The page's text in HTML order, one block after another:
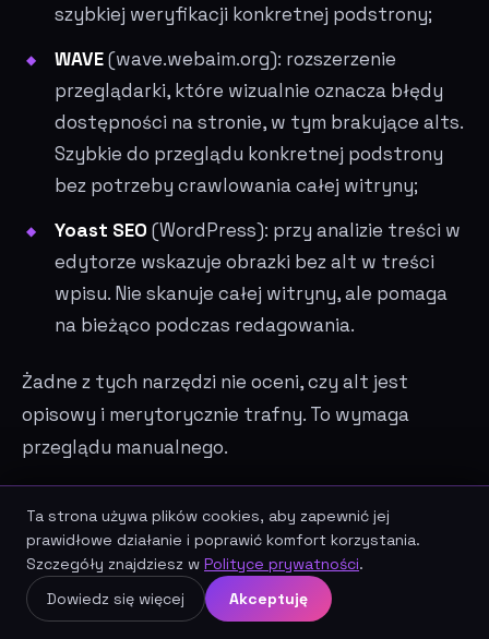
szybkiej weryfikacji konkretnej podstrony;
WAVE(wave.webaim.org): rozszerzenie
przeglądarki, które wizualnie oznacza błędy
dostępności na stronie, w tym brakujące alts.
Szybkie do przeglądu konkretnej podstrony
bez potrzeby crawlowania całej witryny;
Yoast SEO (WordPress): przy analizie treści w
edytorze wskazuje obrazki bez alt w treści
wpisu. Nie skanuje całej witryny, ale pomaga
na bieżąco podczas redagowania.
Żadne z tych narzędzi nie oceni, czy alt jest
opisowy i merytorycznie trafny. To wymaga
przeglądu manualnego.
ŹRÓDŁA
Google Search Central: Image SEO Best
Practices –https://developers.google.com/se
Umów darmową konsultację SEO
Ta strona używa plików cookies, aby zapewnić jej
prawidłowe działanie i poprawić komfort korzystania.
Szczegóły znajdziesz w Polityce prywatności.
Dowiedz się więcej
Akceptuję